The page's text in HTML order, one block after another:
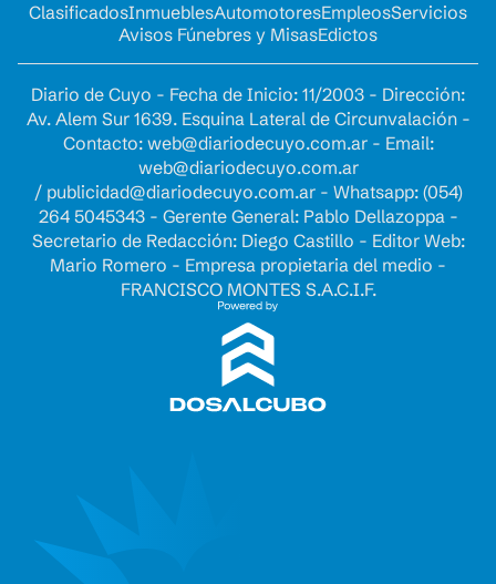
ClasificadosInmueblesAutomotoresEmpleosServicios
Avisos Fúnebres y MisasEdictos
Diario de Cuyo - Fecha de Inicio: 11/2003 - Dirección:
Av. Alem Sur 1639. Esquina Lateral de Circunvalación -
Contacto: web@diariodecuyo.com.ar- Email:
web@diariodecuyo.com.ar
/ publicidad@diariodecuyo.com.ar- Whatsapp: (054)
264 5045343 - Gerente General: Pablo Dellazoppa -
Secretario de Redacción: Diego Castillo - Editor Web:
Mario Romero - Empresa propietaria del medio -
FRANCISCO MONTES S.A.C.I.F.